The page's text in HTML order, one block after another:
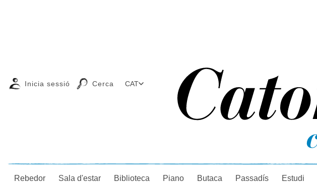
Cercador
Inicia sessió Cerca CAT
Rebedor Sala d'estar Biblioteca Piano Butaca Passadís Estudi